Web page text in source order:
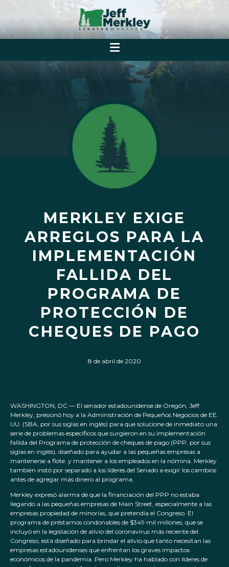
MERKLEY EXIGE
ARREGLOS PARA LA
IMPLEMENTACIÓN
FALLIDA DEL
PROGRAMA DE
PROTECCIÓN DE
CHEQUES DE PAGO
8 de abril de 2020
WASHINGTON, DC — El senador estadounidense de Oregón, Jeff
Merkley, presionó hoy a la Administración de Pequeños Negocios de EE.
UU. (SBA, por sus siglas en inglés) para que solucione de inmediato una
serie de problemas específicos que surgieron en su implementación
fallida del Programa de protección de cheques de pago (PPP, por sus
siglas en inglés), diseñado para ayudar a las pequeñas empresas a
mantenerse a flote. y mantener a los empleados en la nómina. Merkley
también instó por separado a los líderes del Senado a exigir los cambios
antes de agregar más dinero al programa.
Merkley expresó alarma de que la financiación del PPP no estaba
llegando a las pequeñas empresas de Main Street, especialmente a las
empresas propiedad de minorías, que pretendía el Congreso. El
programa de préstamos condonables de $349 mil millones, que se
incluyó en la legislación de alivio del coronavirus más reciente del
Congreso, está diseñado para brindar el alivio que tanto necesitan las
empresas estadounidenses que enfrentan los graves impactos
económicos de la pandemia. Pero Merkley ha hablado con líderes de